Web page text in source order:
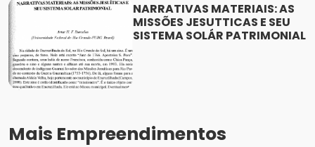
NARRATIVAS MATERIAIS: AS
MISSÕES JESUTTICAS E SEU
SISTEMA SOLÁR PATRIMONIAL
Mais Empreendimentos